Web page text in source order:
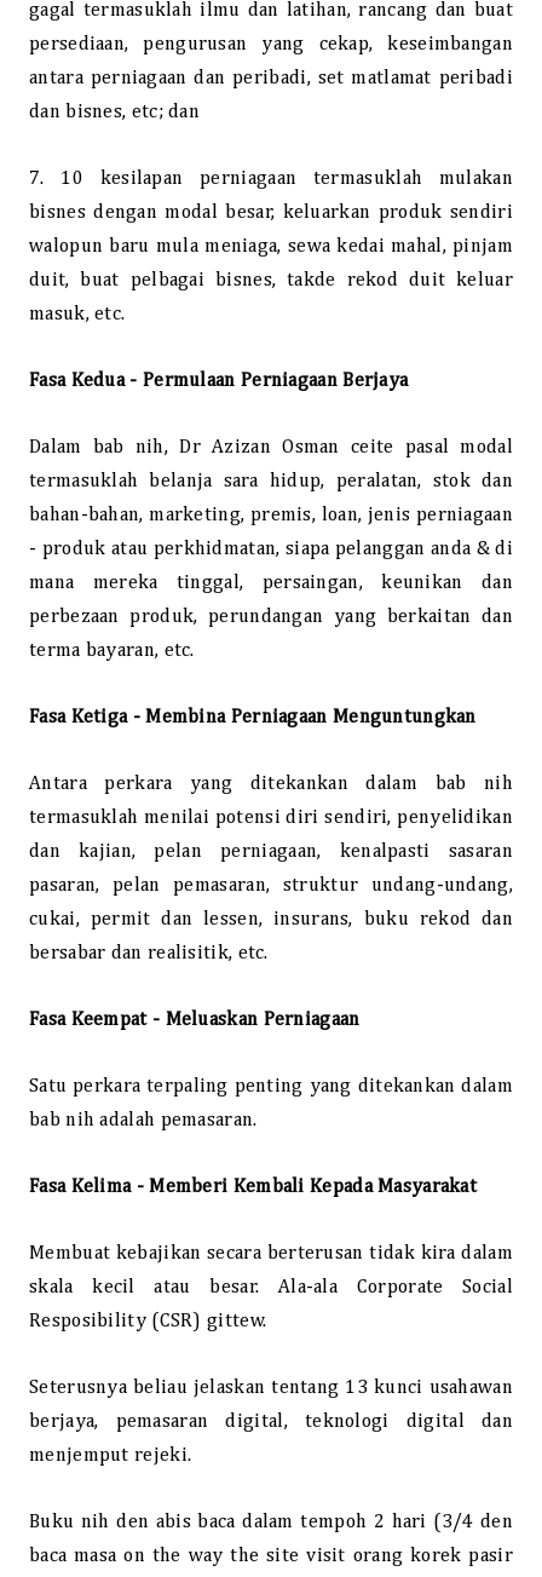
gagal termasuklah ilmu dan latihan, rancang dan buat
persediaan, pengurusan yang cekap, keseimbangan
antara perniagaan dan peribadi, set matlamat peribadi
dan bisnes, etc; dan
7. 10 kesilapan perniagaan termasuklah mulakan
bisnes dengan modal besar, keluarkan produk sendiri
walopun baru mula meniaga, sewa kedai mahal, pinjam
duit, buat pelbagai bisnes, takde rekod duit keluar
masuk, etc.
Fasa Kedua - Permulaan Perniagaan Berjaya
Dalam bab nih, Dr Azizan Osman ceite pasal modal
termasuklah belanja sara hidup, peralatan, stok dan
bahan-bahan, marketing, premis, loan, jenis perniagaan
- produk atau perkhidmatan, siapa pelanggan anda & di
mana mereka tinggal, persaingan, keunikan dan
perbezaan produk, perundangan yang berkaitan dan
terma bayaran, etc.
Fasa Ketiga - Membina Perniagaan Menguntungkan
Antara perkara yang ditekankan dalam bab nih
termasuklah menilai potensi diri sendiri, penyelidikan
dan kajian, pelan perniagaan, kenalpasti sasaran
pasaran, pelan pemasaran, struktur undang-undang,
cukai, permit dan lessen, insurans, buku rekod dan
bersabar dan realisitik, etc.
Fasa Keempat - Meluaskan Perniagaan
Satu perkara terpaling penting yang ditekankan dalam
bab nih adalah pemasaran.
Fasa Kelima - Memberi Kembali Kepada Masyarakat
Membuat kebajikan secara berterusan tidak kira dalam
skala kecil atau besar. Ala-ala Corporate Social
Resposibility (CSR) gittew.
Seterusnya beliau jelaskan tentang 13 kunci usahawan
berjaya, pemasaran digital, teknologi digital dan
menjemput rejeki.
Buku nih den abis baca dalam tempoh 2 hari (3/4 den
baca masa on the way the site visit orang korek pasir